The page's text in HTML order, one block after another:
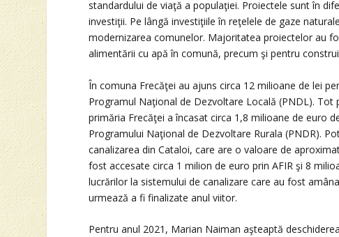
standardului de viaţă a populaţiei. Proiectele sunt în
investiţii. Pe lângă investiţiile în reţelele de gaze
modernizarea comunelor. Majoritatea proiectelor au
alimentării cu apă în comună, precum şi pentru
În comuna Frecăţei au ajuns circa 12 milioane de lei
Programul Naţional de Dezvoltare Locală (PNDL).
primăria Frecăţei a încasat circa 1,8 milioane de euro
Programului Naţional de Dezvoltare Rurala (PNDR).
canalizarea din Cataloi, care are o valoare de
fost accesate circa 1 milion de euro prin AFIR şi 8
lucrărilor la sistemului de canalizare care au fost
urmează a fi finalizate anul viitor.
Pentru anul 2021, Marian Naiman aşteaptă